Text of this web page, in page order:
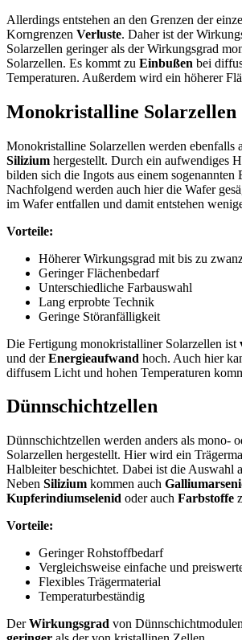
Allerdings entstehen an den Grenzen der
Korngrenzen Verluste. Daher ist der
Solarzellen geringer als der Wirkungsgrad
Solarzellen. Es kommt zu Einbußen bei
Temperaturen. Außerdem wird ein höherer
Monokristalline Solarzellen
Monokristalline Solarzellen werden ebenfalls
Silizium hergestellt. Durch ein aufwendiges
bilden sich die Ingots aus einem sogenannten
Nachfolgend werden auch hier die Wafer
im Wafer entfallen und damit entstehen
Vorteile:
Höherer Wirkungsgrad mit bis zu
Geringer Flächenbedarf
Unterschiedliche Farbauswahl
Lang erprobte Technik
Geringe Störanfälligkeit
Die Fertigung monokristalliner Solarzellen ist
und derEnergieaufwand hoch. Auch hier
diffusem Licht und hohen Temperaturen
Dünnschichtzellen
Dünnschichtzellen werden anders als mono-
Solarzellen hergestellt. Hier wird ein
Halbleiter beschichtet. Dabei ist die Auswahl
Neben Silizium kommen auch
Kupferindiumselenid oder auch Farbstoffe
Vorteile:
Geringer Rohstoffbedarf
Vergleichsweise einfache und
Flexibles Trägermaterial
Temperaturbeständig
DerWirkungsgrad von